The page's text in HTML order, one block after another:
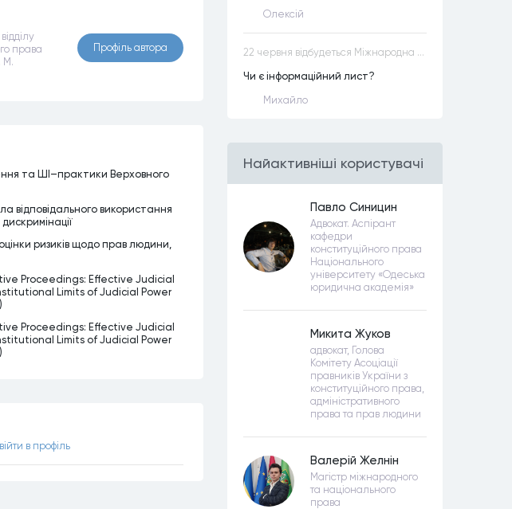
права
М.
Профiль автора
та ШІ–практики Верховного
відповідального використання
ризиків щодо прав людини,
Proceedings: Effective Judicial
Limits of Judicial Power
Proceedings: Effective Judicial
Limits of Judicial Power
в профiль
Олексій
22 червня відбудеться Міжнародна науково-практична конференція “Конституційна демократія в умовах загроз територіальній цілісності та національній безпеці”
Чи є інформаційний лист?
Михайло
Найактивнiшi користувачi
Павло Синицин
Адвокат. Аспірант
кафедри
конституційного права
Національного
університету «Одеська
юридична академія»
Микита Жуков
адвокат, Голова
Комітету Асоціації
правників України з
конституційного права,
адміністративного
права та прав людини
Валерій Желнін
Магістр міжнародного
та національного
права